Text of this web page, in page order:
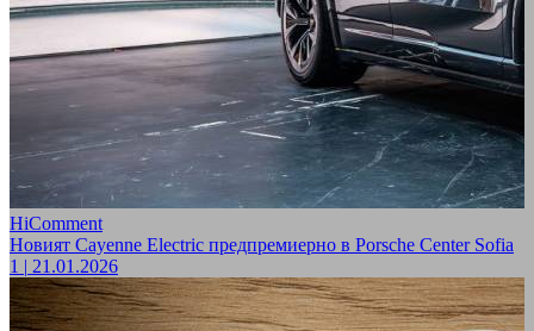
HiComment
Новият Cayenne Electric предпремиерно в Porsche Center Sofia
1 | 21.01.2026